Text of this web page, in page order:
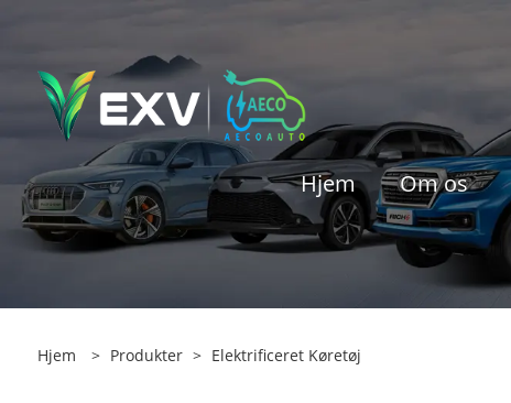
Hjem Om os
Hjem > Produkter > Elektrificeret Køretøj